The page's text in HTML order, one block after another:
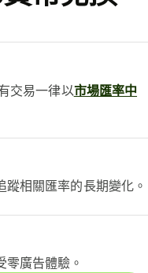
交易一律以市場匯率中
相關匯率的長期變化。
零廣告體驗。